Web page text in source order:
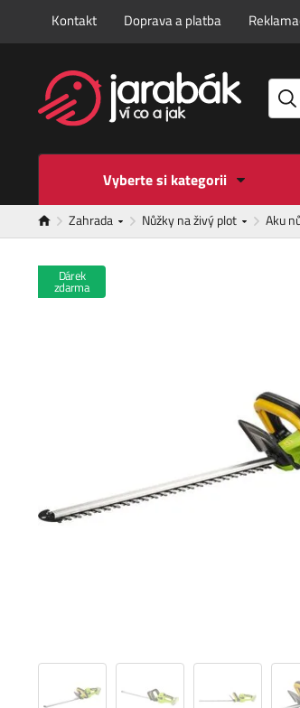
Kontakt Doprava a platba
Vyberte si kategorii
Zahrada Nůžky na živý plot Aku
Dárek
zdarma